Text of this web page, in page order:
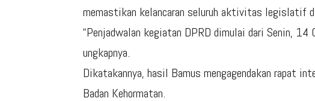
memastikan kelancaran seluruh aktivitas legislatif di
“Penjadwalan kegiatan DPRD dimulai dari Senin,
ungkapnya.
Dikatakannya, hasil Bamus mengagendakan rapat
Badan Kehormatan.